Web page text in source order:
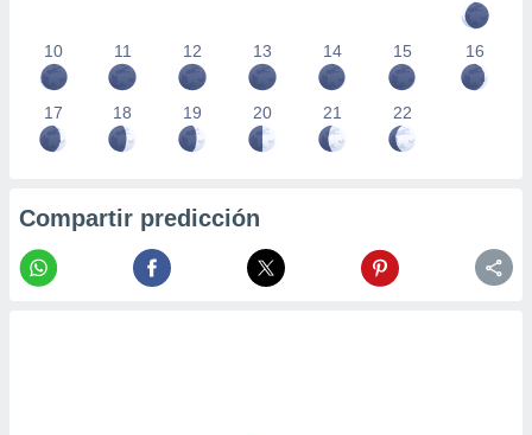
10 11 12 13 14 15 16
17 18 19 20 21 22
Compartir predicción